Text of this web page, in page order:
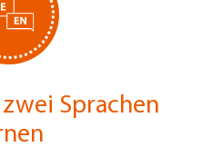
Sprachen